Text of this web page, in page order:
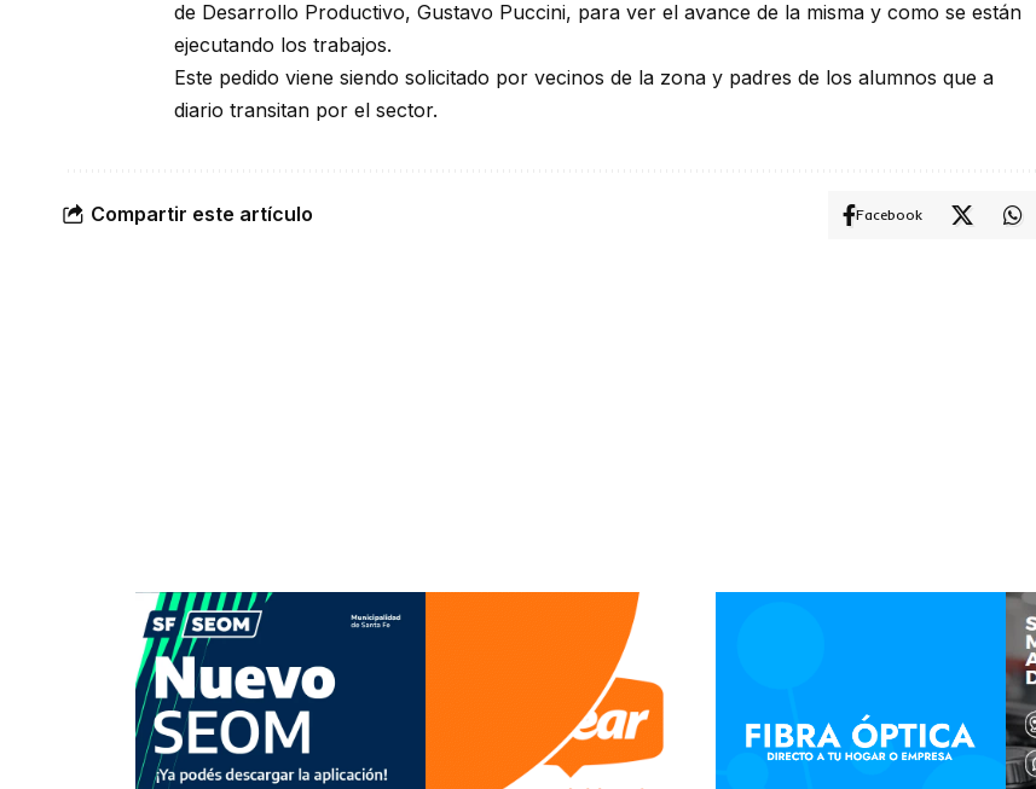
de Desarrollo Productivo, Gustavo Puccini, para ver el avance de la misma y como se están
ejecutando los trabajos.
Este pedido viene siendo solicitado por vecinos de la zona y padres de los alumnos que a
diario transitan por el sector.
Compartir este artículo Facebook